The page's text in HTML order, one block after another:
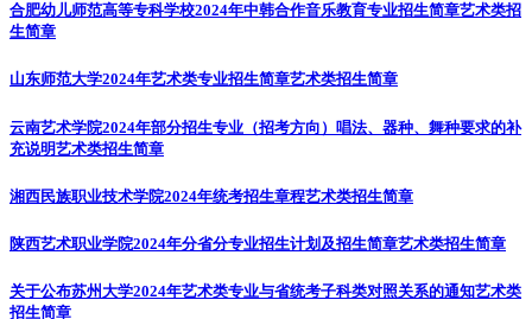
合肥幼儿师范高等专科学校2024年中韩合作音乐教育专业招生简章艺术类招
生简章
山东师范大学2024年艺术类专业招生简章艺术类招生简章
云南艺术学院2024年部分招生专业（招考方向）唱法、器种、舞种要求的补
充说明艺术类招生简章
湘西民族职业技术学院2024年统考招生章程艺术类招生简章
陕西艺术职业学院2024年分省分专业招生计划及招生简章艺术类招生简章
关于公布苏州大学2024年艺术类专业与省统考子科类对照关系的通知艺术类
招生简章